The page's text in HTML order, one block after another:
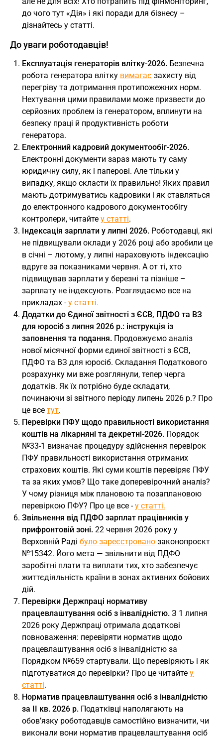
до чого тут «Дія» і які поради для бізнесу –
дізнайтесь у статті.
До уваги роботодавців!
Експлуатація генераторів влітку-2026. Безпечна
робота генератора влітку вимагає захисту від
перегріву та дотримання протипожежних норм.
Нехтування цими правилами може призвести до
серйозних проблем із генератором, вплинути на
безпеку праці й продуктивність роботи
генератора.
Електронний кадровий документообіг-2026.
Електронні документи зараз мають ту саму
юридичну силу, як і паперові. Але тільки у
випадку, якщо скласти їх правильно! Яких правил
мають дотримуватись кадровики і як ставляться
до електронного кадрового документообігу
контролери, читайте у статті.
Індексація зарплати у липні 2026. Роботодавці, які
не підвищували оклади у 2026 році або зробили це
в січні – лютому, у липні нараховують індексацію
вдруге за показниками червня. А от ті, хто
підвищував зарплати у березні та пізніше –
зарплату не індексують. Розглядаємо все на
прикладах -у статті.
Додатки до Єдиної звітності з ЄСВ, ПДФО та ВЗ
для юросіб з липня 2026 р.: інструкція із
заповнення та подання. Продовжуємо аналіз
нової місячної форми єдиної звітності з ЄСВ,
ПДФО та ВЗ для юросіб. Складання Податкового
розрахунку ми вже розглянули, тепер черга
додатків. Як їх потрібно буде складати,
починаючи зі звітного періоду липень 2026 р.? Про
це все тут.
Перевірки ПФУ щодо правильності використання
коштів на лікарняні та декретні-2026. Порядок
№33-1 визначає процедуру здійснення перевірок
ПФУ правильності використання отриманих
страхових коштів. Які суми коштів перевіряє ПФУ
та за яких умов? Що таке доперевірочний аналіз?
У чому різниця між плановою та позаплановою
перевіркою ПФУ? Про це все -у статті.
Звільнення від ПДФО зарплат працівників у
прифронтовій зоні. 22 червня 2026 року у
Верховній Раді було зареєстровано законопроєкт
№15342. Його мета — звільнити від ПДФО
заробітні плати та виплати тих, хто забезпечує
життєдіяльність країни в зонах активних бойових
дій.
Перевірки Держпраці нормативу
працевлаштування осіб з інвалідністю. З 1 липня
2026 року Держпраці отримала додаткові
повноваження: перевіряти норматив щодо
працевлаштування осіб з інвалідністю за
Порядком №659 стартували. Що перевіряють і як
підготуватися до перевірки? Про це читайте у
статті.
Норматив працевлаштування осіб з інвалідністю
за ІІ кв. 2026 р. Податківці наполягають на
обов’язку роботодавців самостійно визначити, чи
виконали вони норматив працевлаштування осіб